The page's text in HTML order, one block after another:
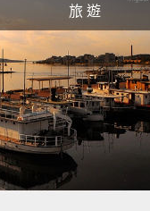
們。」
時，給
Now,
people
eat
that
旅 遊